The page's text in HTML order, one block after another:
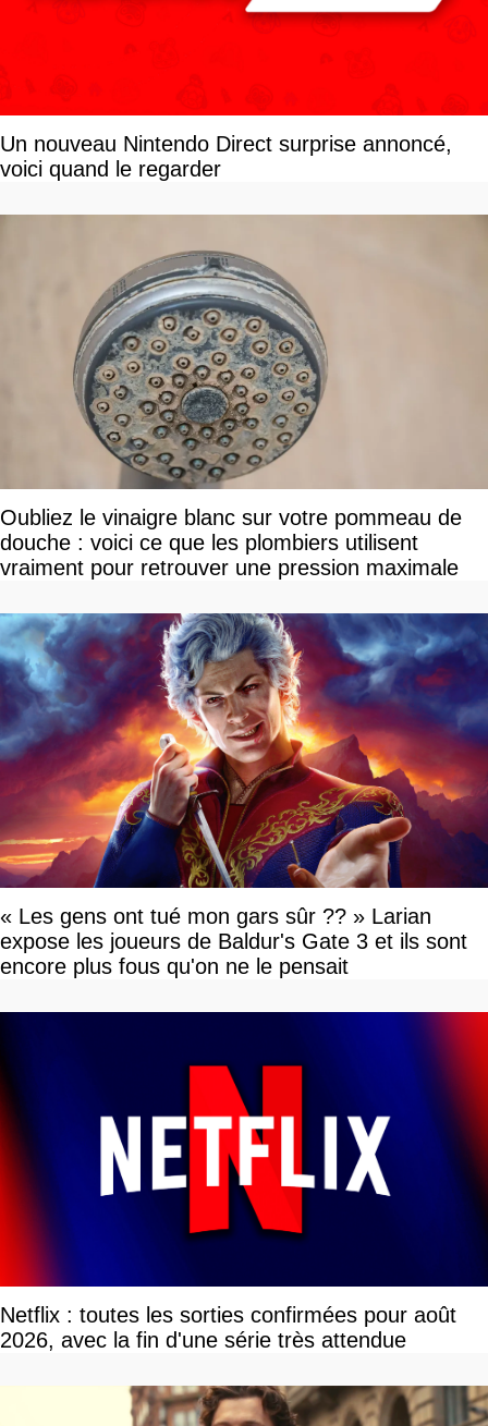
Un nouveau Nintendo Direct surprise annoncé,
voici quand le regarder
Oubliez le vinaigre blanc sur votre pommeau de
douche : voici ce que les plombiers utilisent
vraiment pour retrouver une pression maximale
« Les gens ont tué mon gars sûr ?? » Larian
expose les joueurs de Baldur's Gate 3 et ils sont
encore plus fous qu'on ne le pensait
Netflix : toutes les sorties confirmées pour août
2026, avec la fin d'une série très attendue